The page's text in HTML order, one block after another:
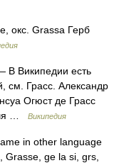
окс. Grassa Герб
В Википедии есть
см. Грасс. Александр
Огюст де Грасс
…
Википедия
in other language
ge la si, grs,